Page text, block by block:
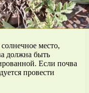
место,
должна быть
Если почва
провести